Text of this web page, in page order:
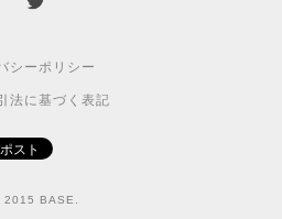
シーポリシー
法に基づく表記
2015 BASE.